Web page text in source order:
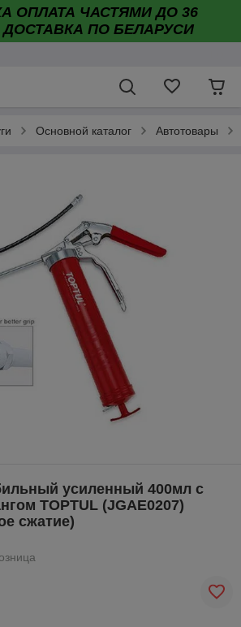
ОПЛАТА ЧАСТЯМИ ДО 36
ПО БЕЛАРУСИ
Основной каталог Автотовары
усиленный 400мл с
TOPTUL (JGAE0207)
сжатие)